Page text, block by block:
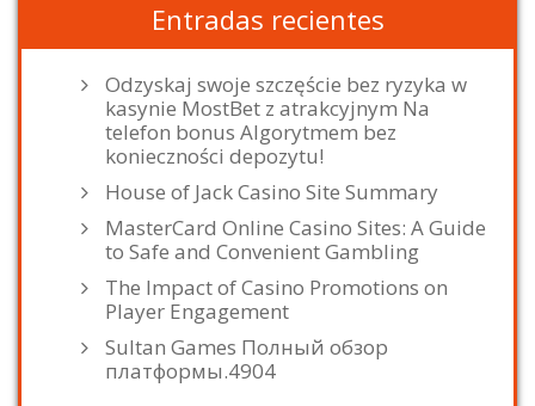
Entradas recientes
Odzyskaj swoje szczęście bez ryzyka w
kasynie MostBet z atrakcyjnym Na
telefon bonus Algorytmem bez
konieczności depozytu!
House of Jack Casino Site Summary
MasterCard Online Casino Sites: A Guide
to Safe and Convenient Gambling
The Impact of Casino Promotions on
Player Engagement
Sultan Games Полный обзор
платформы.4904